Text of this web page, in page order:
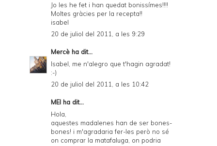
Jo les he fet i han quedat bonissímes!!!!
Moltes gràcies per la recepta!!
isabel
20 de juliol del 2011, a les 9:29
Mercè ha dit...
Isabel, me n'alegro que t'hagin agradat!
:-)
20 de juliol del 2011, a les 10:42
MEI ha dit...
Hola,
aquestes madalenes han de ser bones-
bones! i m'agradaria fer-les però no sé
on comprar la matafaluga, on podria